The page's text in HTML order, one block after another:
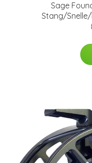
Sage
Stang/